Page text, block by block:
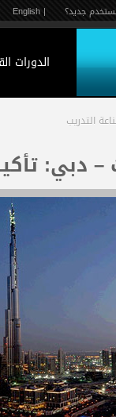
جديد؟ | English
الدورات
التدريب
– دبي: